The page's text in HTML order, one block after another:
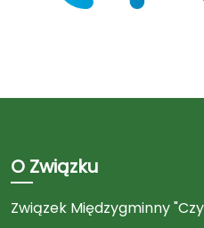
O Związku
Związek Międzygminny